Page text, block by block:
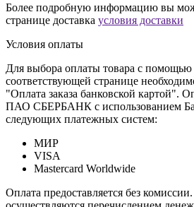
Более подробную информацию вы
странице доставка условия доставки
Условия оплаты
Для выбора оплаты товара с помощью
соответствующей странице
"Оплата заказа банковской картой".
ПАО СБЕРБАНК с использованием
следующих платежных систем:
МИР
VISA
Mastercard Worldwide
Оплата предоставляется без